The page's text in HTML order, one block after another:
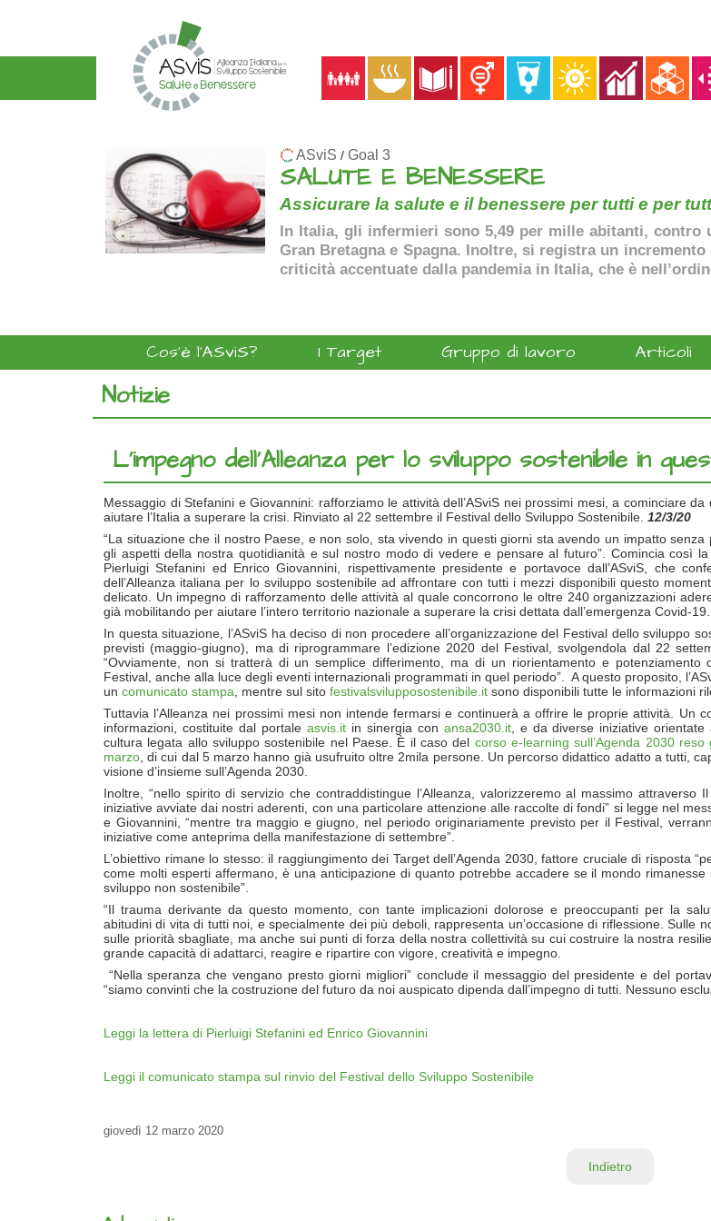
ASviS / Goal 3
SALUTE E BENESSERE
Assicurare la salute e il benessere per tutti e per
In Italia, gli infermieri sono 5,49 per mille abitanti, contro
Gran Bretagna e Spagna. Inoltre, si registra un
criticità accentuate dalla pandemia in Italia, che è
Cos'è l'ASviS? I Target Gruppo di lavoro Articoli
Notizie
L’impegno dell'Alleanza per lo sviluppo sostenibile in
Messaggio di Stefanini e Giovannini: rafforziamo le attività dell’ASviS nei prossimi mesi, a cominciare
aiutare l’Italia a superare la crisi. Rinviato al 22 settembre il Festival dello Sviluppo Sostenibile. 12/3/20
“La situazione che il nostro Paese, e non solo, sta vivendo in questi giorni sta avendo un impatto senza
gli aspetti della nostra quotidianità e sul nostro modo di vedere e pensare al futuro”. Comincia così
Pierluigi Stefanini ed Enrico Giovannini, rispettivamente presidente e portavoce dall’ASviS, che
dell’Alleanza italiana per lo sviluppo sostenibile ad affrontare con tutti i mezzi disponibili questo
delicato. Un impegno di rafforzamento delle attività al quale concorrono le oltre 240 organizzazioni
già mobilitando per aiutare l’intero territorio nazionale a superare la crisi dettata dall’emergenza Covid-19.
In questa situazione, l’ASviS ha deciso di non procedere all’organizzazione del Festival dello sviluppo
previsti (maggio-giugno), ma di riprogrammare l’edizione 2020 del Festival, svolgendola dal 22
“Ovviamente, non si tratterà di un semplice differimento, ma di un riorientamento e potenziamento
Festival, anche alla luce degli eventi internazionali programmati in quel periodo”. A questo proposito,
un comunicato stampa , mentre sul sito festivalsvilupposostenibile.it sono disponibili tutte le informazioni
Tuttavia l’Alleanza nei prossimi mesi non intende fermarsi e continuerà a offrire le proprie attività. Un
informazioni, costituite dal portale asvis.itin sinergia con ansa2030.it, e da diverse iniziative orientate
cultura legata allo sviluppo sostenibile nel Paese. È il caso del corso e-learning sull’Agenda 2030
marzo , di cui dal 5 marzo hanno già usufruito oltre 2mila persone. Un percorso didattico adatto a tutti,
visione d’insieme sull’Agenda 2030.
Inoltre, “nello spirito di servizio che contraddistingue l’Alleanza, valorizzeremo al massimo attraverso
iniziative avviate dai nostri aderenti, con una particolare attenzione alle raccolte di fondi” si legge nel
e Giovannini, “mentre tra maggio e giugno, nel periodo originariamente previsto per il Festival,
iniziative come anteprima della manifestazione di settembre”.
L’obiettivo rimane lo stesso: il raggiungimento dei Target dell’Agenda 2030, fattore cruciale di risposta
come molti esperti affermano, è una anticipazione di quanto potrebbe accadere se il mondo
sviluppo non sostenibile”.
“Il trauma derivante da questo momento, con tante implicazioni dolorose e preoccupanti per la
abitudini di vita di tutti noi, e specialmente dei più deboli, rappresenta un’occasione di riflessione. Sulle
sulle priorità sbagliate, ma anche sui punti di forza della nostra collettività su cui costruire la nostra
grande capacità di adattarci, reagire e ripartire con vigore, creatività e impegno.
“Nella speranza che vengano presto giorni migliori” conclude il messaggio del presidente e del
“siamo convinti che la costruzione del futuro da noi auspicato dipenda dall’impegno di tutti. Nessuno
Leggi la lettera di Pierluigi Stefanini ed Enrico Giovannini
Leggi il comunicato stampa sul rinvio del Festival dello Sviluppo Sostenibile
giovedì 12 marzo 2020
Indietro